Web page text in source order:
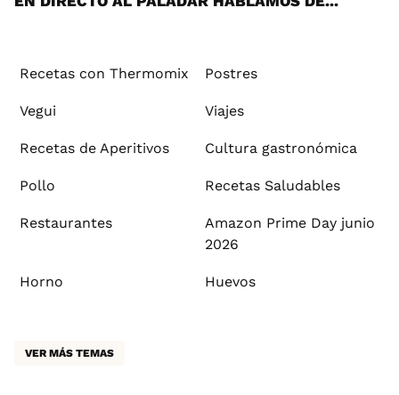
Recetas con Thermomix Postres
Vegui Viajes
Recetas de Aperitivos Cultura gastronómica
Pollo Recetas Saludables
Restaurantes
Amazon Prime Day junio
2026
Horno Huevos
VER MÁS TEMAS